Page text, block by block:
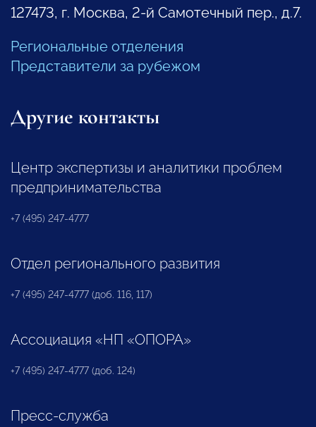
127473, г. Москва, 2-й Самотечный пер., д.7.
Региональные отделения
Представители за рубежом
Другие контакты
Центр экспертизы и аналитики проблем
предпринимательства
+7 (495) 247-4777
Отдел регионального развития
+7 (495) 247-4777 (доб. 116, 117)
Ассоциация «НП «ОПОРА»
+7 (495) 247-4777 (доб. 124)
Пресс-служба